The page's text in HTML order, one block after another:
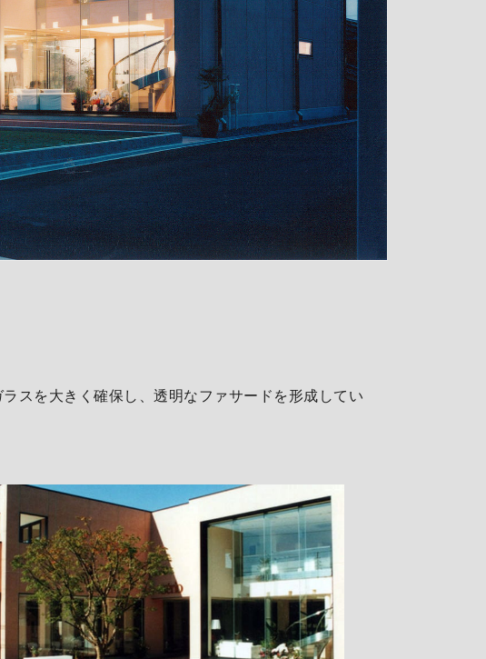
スを大きく確保し、透明なファサードを形成してい